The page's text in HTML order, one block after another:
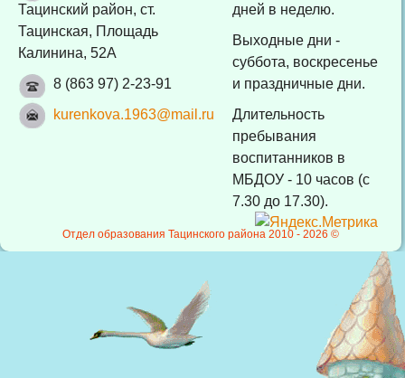
Тацинский район, ст.
Тацинская, Площадь
Калинина, 52А
8 (863 97) 2-23-91
kurenkova.1963@mail.ru
дней в неделю.
Выходные дни -
суббота, воскресенье
и праздничные дни.
Длительность
пребывания
воспитанников в
МБДОУ - 10 часов (с
7.30 до 17.30).
Отдел образования Тацинского района 2010 - 2026 ©